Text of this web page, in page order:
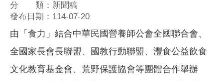
分 類：新聞稿
發布日期：114-07-20
由「食力」結合中華⺠國營養師公會全國聯合會、
全國家長會長聯盟、國教⾏動聯盟、灃食公益飲食
⽂化教育基⾦會、荒野保護協會等團體合作舉辦